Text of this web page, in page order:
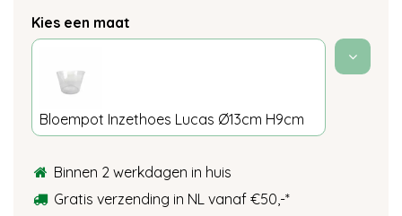
Kies een maat
Bloempot Inzethoes Lucas Ø13cm H9cm
Binnen 2 werkdagen in huis
Gratis verzending in NL vanaf €50,-*